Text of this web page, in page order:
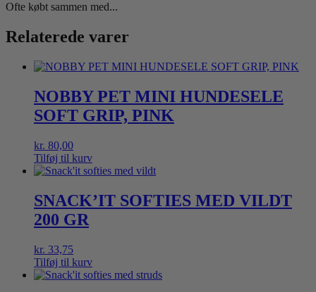
Ofte købt sammen med...
Relaterede varer
NOBBY PET MINI HUNDESELE
SOFT GRIP, PINK
kr. 80,00
Tilføj til kurv
SNACK’IT SOFTIES MED VILDT
200 GR
kr. 33,75
Tilføj til kurv